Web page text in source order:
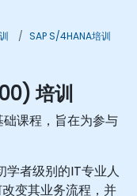
SAP S/4HANA培训
培训
课程，旨在为参与
学者级别的IT专业人
变其业务流程，并